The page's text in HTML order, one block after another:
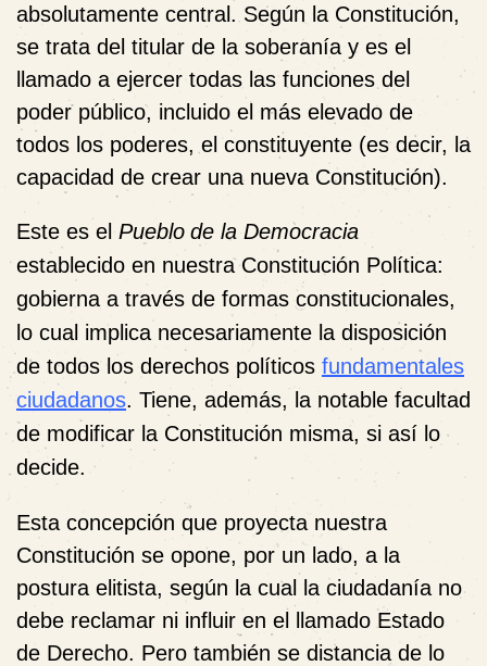
absolutamente central. Según la Constitución,
se trata del titular de la soberanía y es el
llamado a ejercer todas las funciones del
poder público, incluido el más elevado de
todos los poderes, el constituyente (es decir, la
capacidad de crear una nueva Constitución).
Este es elPueblo de la Democracia
establecido en nuestra Constitución Política:
gobierna a través de formas constitucionales,
lo cual implica necesariamente la disposición
de todos los derechos políticos fundamentales
ciudadanos. Tiene, además, la notable facultad
de modificar la Constitución misma, si así lo
decide.
Esta concepción que proyecta nuestra
Constitución se opone, por un lado, a la
postura elitista, según la cual la ciudadanía no
debe reclamar ni influir en el llamado Estado
de Derecho. Pero también se distancia de lo